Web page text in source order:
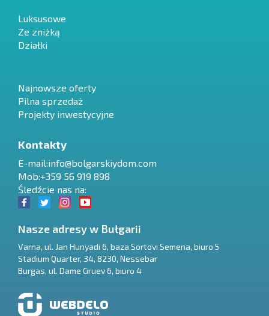
$
Luksusowe
Ze zniżką
Działki
Najnowsze oferty
Pilna sprzedaż
Projekty inwestycyjne
Kontakty
E-mail:info@bolgarskiydom.com
Mob:+359 56 919 898
Śledźcie nas na:
Nasze adresy w Bułgarii
Varna, ul. Jan Hunyadi 6, baza Sortovi Semena, biuro 5
Stadium Quarter, 34, 8230, Nessebar
Burgas, ul. Dame Gruev 6, biuro 4